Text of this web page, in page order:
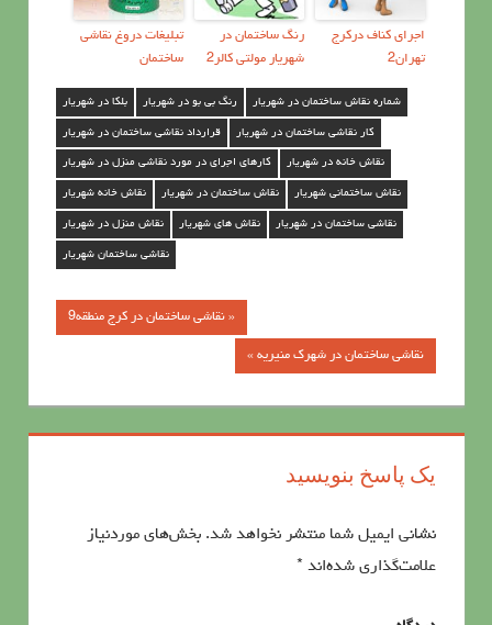
اجرای کناف درکرج
تهران2
رنگ ساختمان در
شهریار مولتی کالر2
تبلیغات دروغ نقاشی
ساختمان
بلکا در شهریار رنگ بی بو در شهریار شماره نقاش ساختمان در شهریار
قرارداد نقاشی ساختمان در شهریار کار نقاشی ساختمان در شهریار
کارهای اجرای در مورد نقاشی منزل در شهریار نقاش خانه در شهریار
نقاش خانه شهریار نقاش ساختمان در شهریار نقاش ساختمانی شهریار
نقاش منزل در شهریار نقاش های شهریار نقاشی ساختمان در شهریار
نقاشی ساختمان شهریار
راهبری
« نقاشی ساختمان در کرج منطقه9
نقاشی ساختمان در شهرک منیریه »
یک پاسخ بنویسید
نشانی ایمیل شما منتشر نخواهد شد. بخش‌های موردنیاز
علامت‌گذاری شده‌اند *